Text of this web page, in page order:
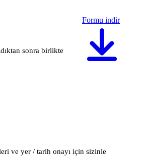
sonra birlikte
Formu indir
ve yer / tarih onayı için sizinle